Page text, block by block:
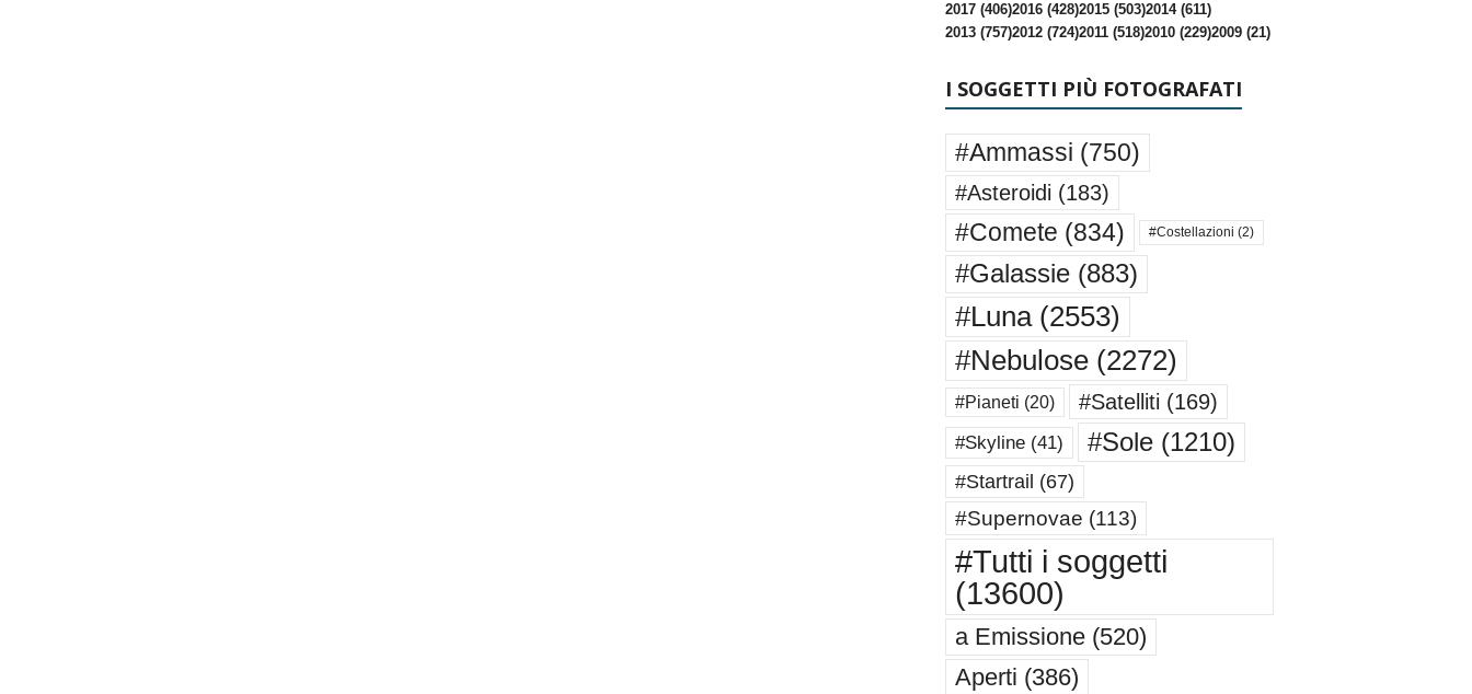
2017 (406)2016 (428)2015 (503)2014 (611)
2013 (757)2012 (724)2011 (518)2010 (229)2009 (21)
I SOGGETTI PIÙ FOTOGRAFATI
#Ammassi (750)
#Asteroidi (183)
#Comete (834) #Costellazioni (2)
#Galassie(883)
#Luna(2553)
#Nebulose(2272)
#Pianeti (20) #Satelliti (169)
#Skyline(41) #Sole(1210)
#Startrail (67)
#Supernovae (113)
#Tutti i soggetti
(13600)
a Emissione(520)
Aperti (386)